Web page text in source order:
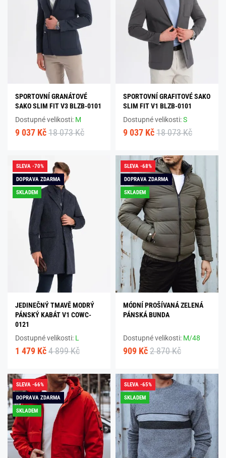
SPORTOVNÍ GRANÁTOVÉ
SAKO SLIM FIT V3 BLZB-0101
Dostupné velikosti: M
9 037 Kč 18 073 Kč
SPORTOVNÍ GRAFITOVÉ SAKO
SLIM FIT V1 BLZB-0101
Dostupné velikosti:S
9 037 Kč 18 073 Kč
SLEVA -70%
DOPRAVA ZDARMA
SKLADEM
JEDINEČNÝ TMAVĚ MODRÝ
PÁNSKÝ KABÁT V1 COWC-
0121
Dostupné velikosti: L
1 479 Kč 4 899 Kč
SLEVA -68%
DOPRAVA ZDARMA
SKLADEM
MÓDNÍ PROŠÍVANÁ ZELENÁ
PÁNSKÁ BUNDA
Dostupné velikosti: M/48
909 Kč 2 870 Kč
SLEVA -66%
DOPRAVA ZDARMA
SKLADEM
SLEVA -65%
SKLADEM